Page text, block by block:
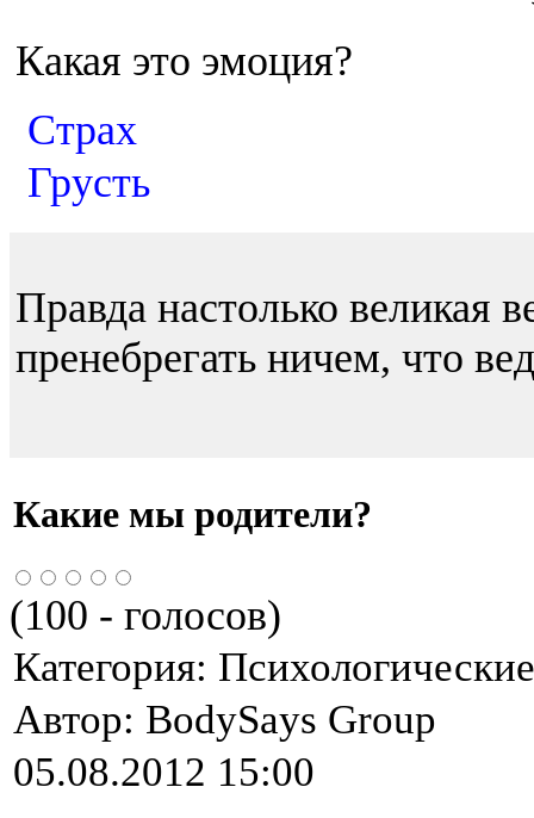
Какая это эмоция?
Страх
Грусть
Правда настолько
пренебрегать ничем, что
Какие мы родители?
(100 - голосов)
Категория:
Автор: BodySays Group
05.08.2012 15:00